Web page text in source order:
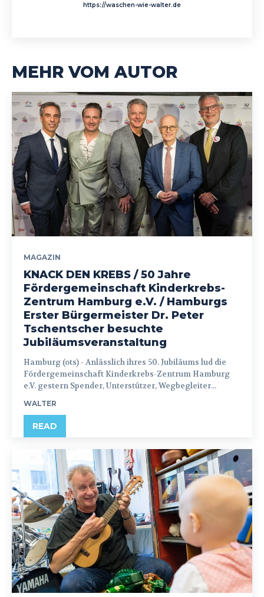
https://waschen-wie-walter.de
MEHR VOM AUTOR
MAGAZIN
KNACK DEN KREBS / 50 Jahre
Fördergemeinschaft Kinderkrebs-
Zentrum Hamburg e.V. / Hamburgs
Erster Bürgermeister Dr. Peter
Tschentscher besuchte
Jubiläumsveranstaltung
Hamburg (ots) - Anlässlich ihres 50. Jubiläums lud die
Fördergemeinschaft Kinderkrebs-Zentrum Hamburg
e.V. gestern Spender, Unterstützer, Wegbegleiter...
WALTER
READ